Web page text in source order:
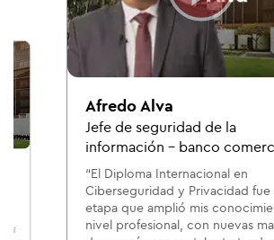
Afredo Alva
Jefe de seguridad de la
información - banco
“El Diploma Internacional en
Ciberseguridad y Privacidad fue
etapa que amplió mis
nivel profesional, con nuevas